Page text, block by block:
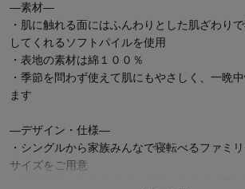
―素材―
・肌に触れる面にはふんわりとした肌ざわり
してくれるソフトパイルを使用
・表地の素材は綿１００％
・季節を問わず使えて肌にもやさしく、一晩
ます
―デザイン・仕様―
・シングルから家族みんなで寝転べるファミ
サイズをご用意